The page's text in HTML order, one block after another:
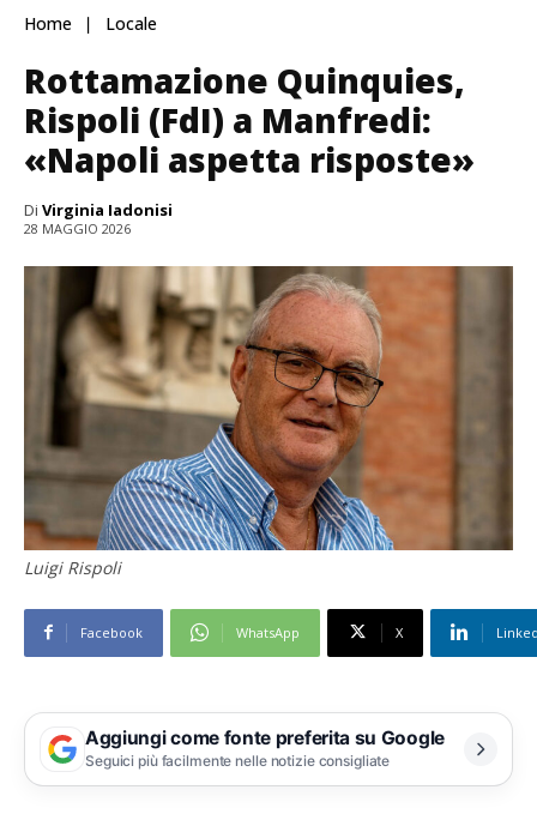
Home Locale
Rottamazione Quinquies,
Rispoli (FdI) a Manfredi:
«Napoli aspetta risposte»
Di Virginia Iadonisi
28 MAGGIO 2026
Luigi Rispoli
Facebook WhatsApp X
Aggiungi come fonte preferita su Google
Seguici più facilmente nelle notizie consigliate